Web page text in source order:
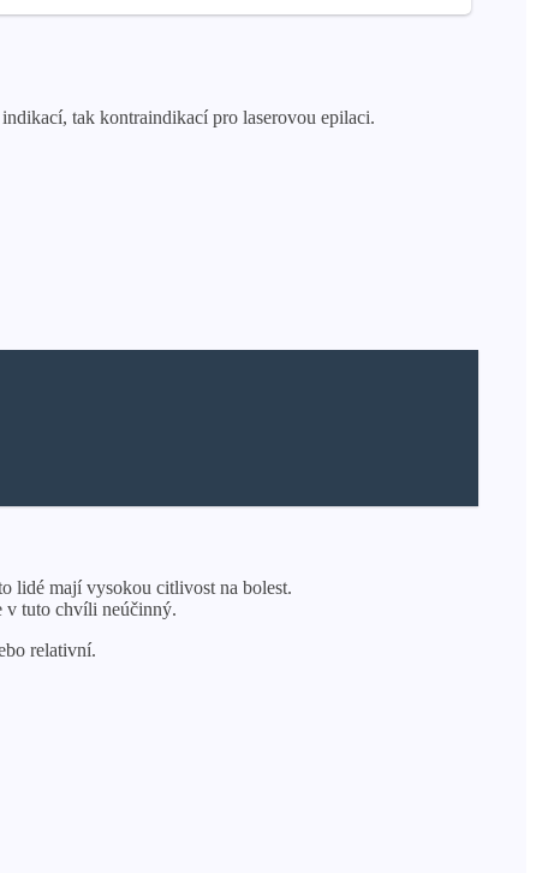
tak kontraindikací pro laserovou epilaci.
lidé mají vysokou citlivost na bolest.
v tuto chvíli neúčinný.
relativní.